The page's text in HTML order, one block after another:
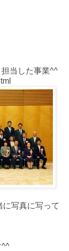
当した事業^^
写真に写って
^^